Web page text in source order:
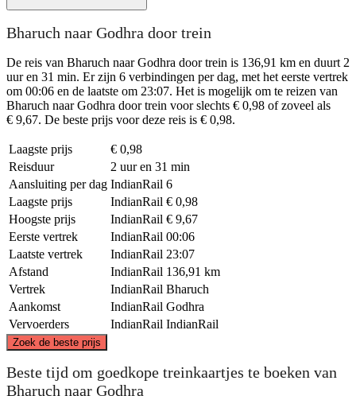
Bharuch naar Godhra door trein
De reis van Bharuch naar Godhra door trein is 136,91 km en duurt 2
uur en 31 min. Er zijn 6 verbindingen per dag, met het eerste vertrek
om 00:06 en de laatste om 23:07. Het is mogelijk om te reizen van
Bharuch naar Godhra door trein voor slechts € 0,98 of zoveel als
€ 9,67. De beste prijs voor deze reis is € 0,98.
Laagste prijs
€ 0,98
Reisduur
2 uur en 31 min
Aansluiting per dag IndianRail 6
Laagste prijs
IndianRail € 0,98
Hoogste prijs
IndianRail € 9,67
Eerste vertrek
IndianRail 00:06
Laatste vertrek
IndianRail 23:07
Afstand
IndianRail 136,91 km
Vertrek
IndianRail Bharuch
Aankomst
IndianRail Godhra
Vervoerders
IndianRail IndianRail
Zoek de beste prijs
©CARTO, ©
Beste tijd om goedkope treinkaartjes te boeken van
Bharuch naar Godhra